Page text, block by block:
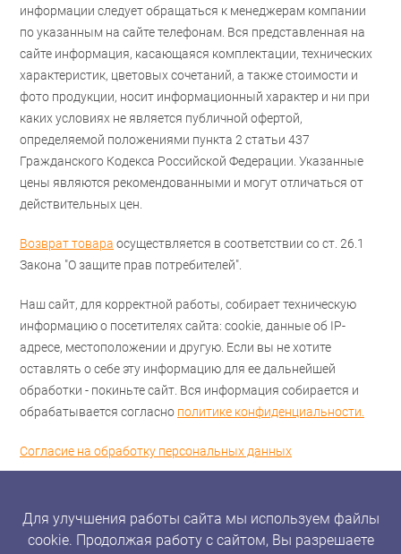
информации следует обращаться к менеджерам компании
по указанным на сайте телефонам. Вся представленная на
сайте информация, касающаяся комплектации, технических
характеристик, цветовых сочетаний, а также стоимости и
фото продукции, носит информационный характер и ни при
каких условиях не является публичной офертой,
определяемой положениями пункта 2 статьи 437
Гражданского Кодекса Российской Федерации. Указанные
цены являются рекомендованными и могут отличаться от
действительных цен.
Возврат товара осуществляется в соответствии со ст. 26.1
Закона "О защите прав потребителей".
Наш сайт, для корректной работы, собирает техническую
информацию о посетителях сайта: cookie, данные об IP-
адресе, местоположении и другую. Если вы не хотите
оставлять о себе эту информацию для ее дальнейшей
обработки - покиньте сайт. Вся информация собирается и
обрабатывается согласно политике конфиденциальности.
Согласие на обработку персональных данных
Для улучшения работы сайта мы используем файлы
cookie. Продолжая работу с сайтом, Вы разрешаете